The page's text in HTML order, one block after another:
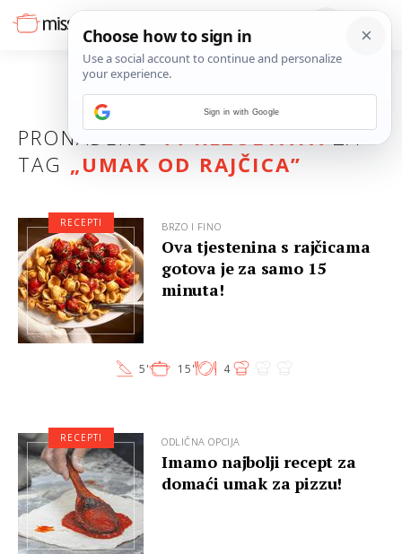
PRONAĐENO44 REZULTATAZA
TAG „UMAK OD RAJČICA”
BRZO I FINO
Ova tjestenina s rajčicama
gotova je za samo 15
minuta!
5' 15' 4
RECEPTI
ODLIČNA OPCIJA
Imamo najbolji recept za
domaći umak za pizzu!
RECEPTI
Sign in with Google